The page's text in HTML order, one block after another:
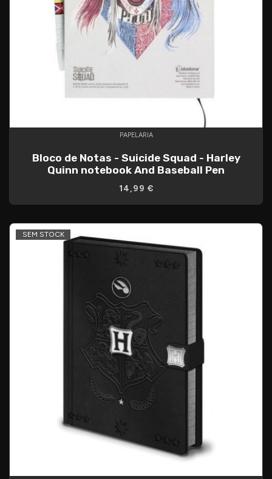
PAPELARIA
Bloco de Notas - Suicide Squad - Harley
Quinn notebook And Baseball Pen
14,99 €
SEM STOCK